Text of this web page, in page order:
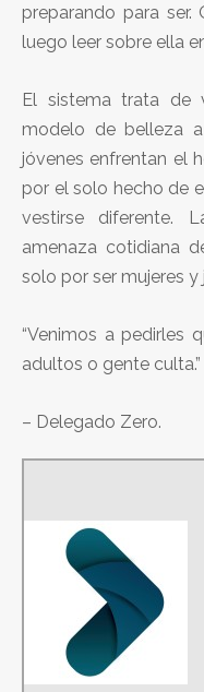
preparando para
luego leer sobre ella
El sistema trata de
modelo de belleza
jóvenes enfrentan el
por el solo hecho de
vestirse diferente.
amenaza cotidiana
solo por ser mujeres y
“Venimos a pedirles
adultos o gente culta.”
– Delegado Zero.